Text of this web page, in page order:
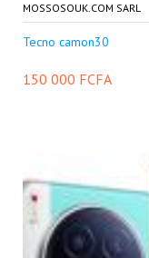
MOSSOSOUK.COM SARL
Tecno camon30
150 000 FCFA